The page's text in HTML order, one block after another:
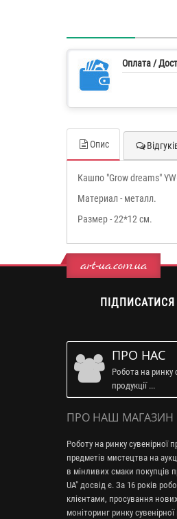
Оплата /
Опис
Кашпо "Grow dreams"
Материал - металл.
Размер - 22*12 см.
art-ua.com.ua
ПРО НАС
Робота на ринку
продукції ...
ПРО НАШ МАГАЗИН
Роботу на ринку сувенірної
предметів мистецтва на
в мінливих смаки покупців
UA" досвід є. За 16 років
клієнтами, просування
моніторинг ринку